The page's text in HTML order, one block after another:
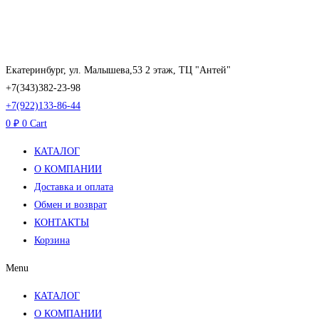
Екатеринбург, ул. Малышева,53 2 этаж, ТЦ "Антей"
+7(343)382-23-98
+7(922)133-86-44
0 ₽ 0 Cart
КАТАЛОГ
О КОМПАНИИ
Доставка и оплата
Обмен и возврат
КОНТАКТЫ
Корзина
Menu
КАТАЛОГ
О КОМПАНИИ